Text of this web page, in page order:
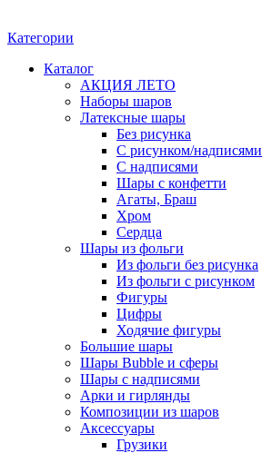
Категории
Каталог
АКЦИЯ ЛЕТО
Наборы шаров
Латексные шары
Без рисунка
С рисунком/надписями
С надписями
Шары с конфетти
Агаты, Браш
Хром
Сердца
Шары из фольги
Из фольги без рисунка
Из фольги с рисунком
Фигуры
Цифры
Ходячие фигуры
Большие шары
Шары Bubble и сферы
Шары с надписями
Арки и гирлянды
Композиции из шаров
Аксессуары
Грузики